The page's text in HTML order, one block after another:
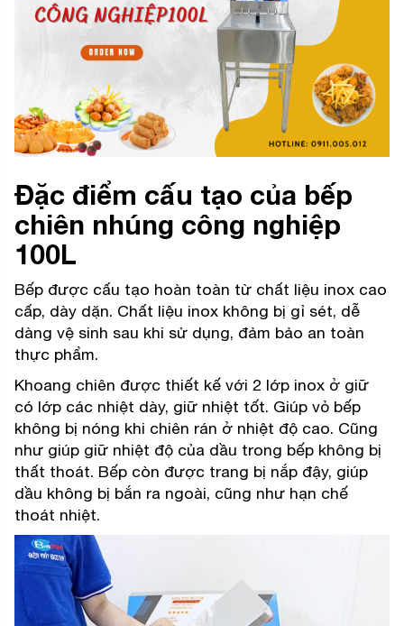
Đặc điểm cấu tạo của bếp
chiên nhúng công nghiệp
100L
Bếp được cấu tạo hoàn toàn từ chất liệu inox cao
cấp, dày dặn. Chất liệu inox không bị gỉ sét, dễ
dàng vệ sinh sau khi sử dụng, đảm bảo an toàn
thực phẩm.
Khoang chiên được thiết kế với 2 lớp inox ở giữ
có lớp các nhiệt dày, giữ nhiệt tốt. Giúp vỏ bếp
không bị nóng khi chiên rán ở nhiệt độ cao. Cũng
như giúp giữ nhiệt độ của dầu trong bếp không bị
thất thoát. Bếp còn được trang bị nắp đậy, giúp
dầu không bị bắn ra ngoài, cũng như hạn chế
thoát nhiệt.